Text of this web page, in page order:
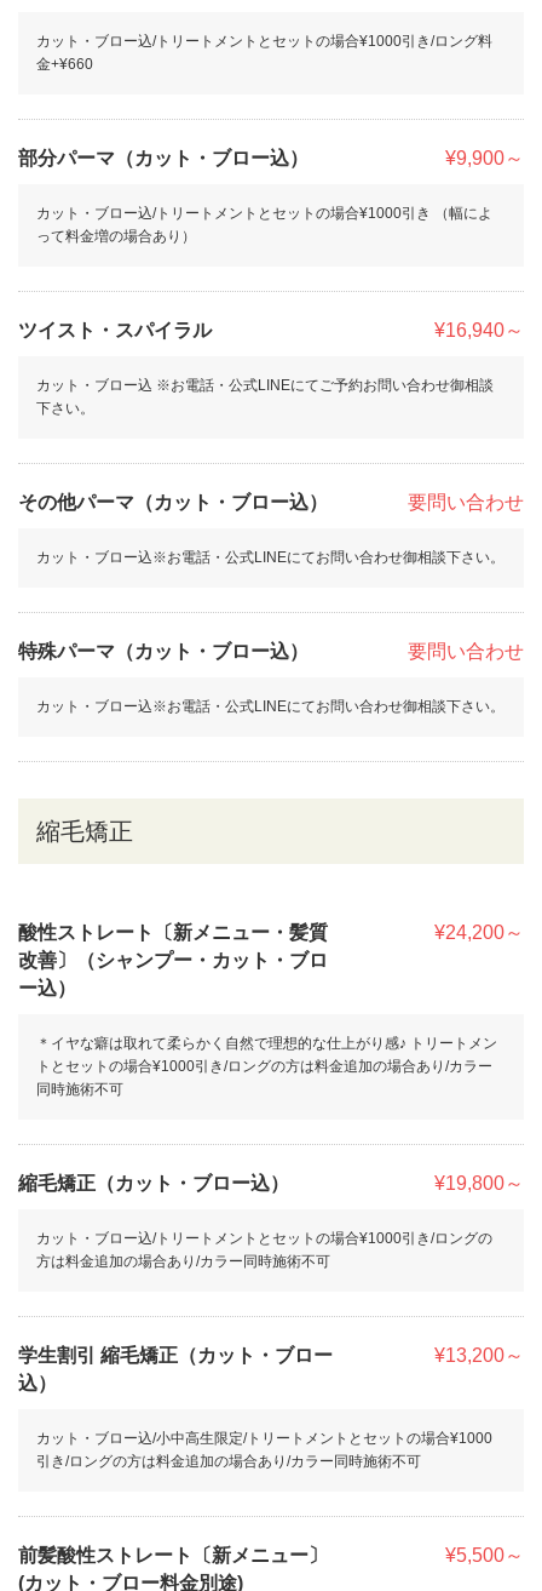
カット・ブロー込/トリートメントとセットの場合¥1000引き/ロング料
金+¥660
部分パーマ（カット・ブロー込） ¥9,900～
カット・ブロー込/トリートメントとセットの場合¥1000引き （幅によ
って料金増の場合あり）
ツイスト・スパイラル ¥16,940～
カット・ブロー込 ※お電話・公式LINEにてご予約お問い合わせ御相談
下さい。
その他パーマ（カット・ブロー込） 要問い合わせ
カット・ブロー込※お電話・公式LINEにてお問い合わせ御相談下さい。
特殊パーマ（カット・ブロー込） 要問い合わせ
カット・ブロー込※お電話・公式LINEにてお問い合わせ御相談下さい。
縮毛矯正
酸性ストレート〔新メニュー・髪質
改善〕（シャンプー・カット・ブロ
ー込）
¥24,200～
＊イヤな癖は取れて柔らかく自然で理想的な仕上がり感♪ トリートメン
トとセットの場合¥1000引き/ロングの方は料金追加の場合あり/カラー
同時施術不可
縮毛矯正（カット・ブロー込） ¥19,800～
カット・ブロー込/トリートメントとセットの場合¥1000引き/ロングの
方は料金追加の場合あり/カラー同時施術不可
学生割引 縮毛矯正（カット・ブロー
込）
¥13,200～
カット・ブロー込/小中高生限定/トリートメントとセットの場合¥1000
引き/ロングの方は料金追加の場合あり/カラー同時施術不可
前髪酸性ストレート〔新メニュー〕
(カット・ブロー料金別途)
¥5,500～